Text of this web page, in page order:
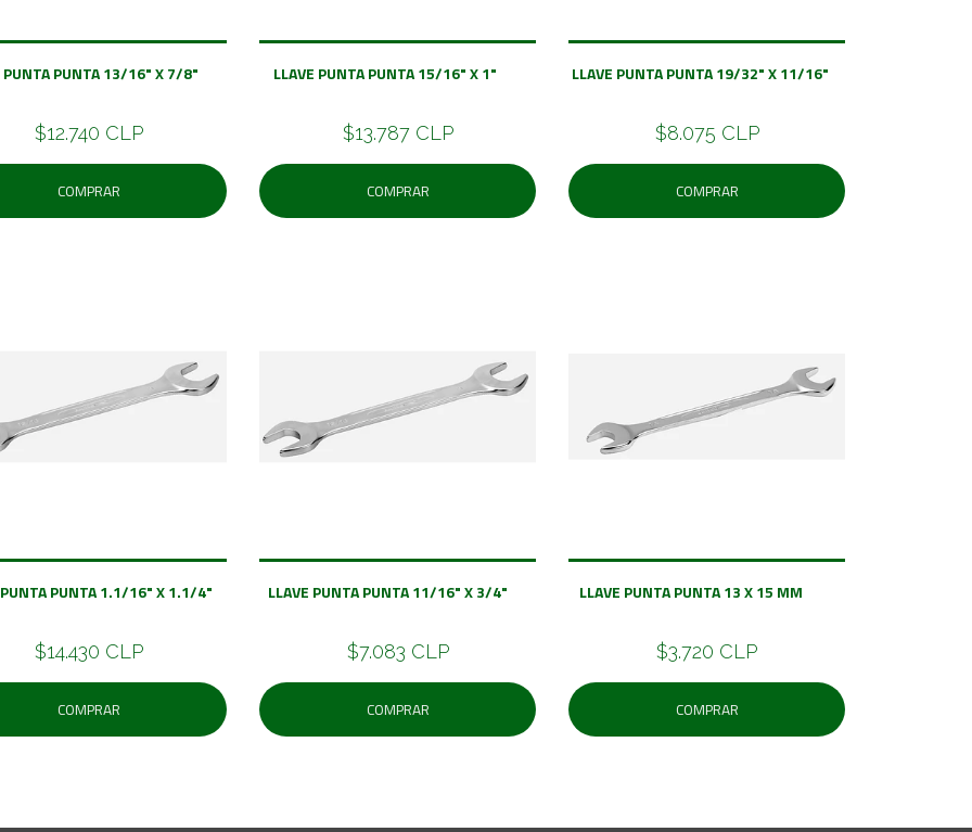
PUNTA PUNTA 13/16" X 7/8"
$12.740 CLP
COMPRAR
LLAVE PUNTA PUNTA 15/16" X 1"
$13.787 CLP
COMPRAR
LLAVE PUNTA PUNTA 19/32" X 11/16"
$8.075 CLP
COMPRAR
PUNTA 1.1/16" X 1.1/4"
$14.430 CLP
COMPRAR
LLAVE PUNTA PUNTA 11/16" X 3/4"
$7.083 CLP
COMPRAR
LLAVE PUNTA PUNTA 13 X 15 MM
$3.720 CLP
COMPRAR